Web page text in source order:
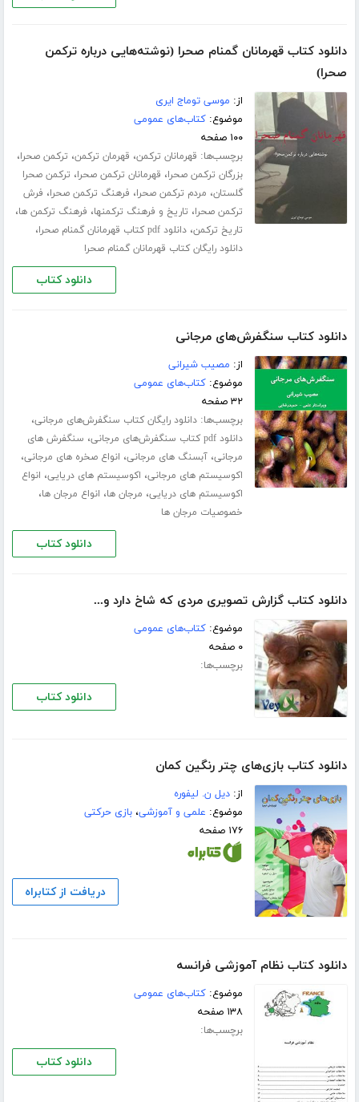
دانلود کتاب قهرمانان گمنام صحرا (نوشته‌هایی درباره ترکمن‌‌
صحرا)
از: موسی توماج ایری
موضوع:کتاب‌های عمومی
۱۰۰ صفحه
برچسب‌ها: قهرمانان ترکمن، قهرمان ترکمن، ترکمن صحرا،
بزرگان ترکمن صحرا، قهرمانان ترکمن صحرا، ترکمن صحرا
گلستان، مردم ترکمن صحرا، فرهنگ ترکمن صحرا، فرش
ترکمن صحرا، تاریخ و فرهنگ ترکمنها، فرهنگ ترکمن ها،
تاریخ ترکمن،دانلود pdf کتاب قهرمانان گمنام صحرا ،
دانلود رایگان کتاب قهرمانان گمنام صحرا
دانلود کتاب
دانلود کتاب سنگفرش‌های مرجانی
از: مصیب شیرانی
موضوع:کتاب‌های عمومی
۳۲ صفحه
برچسب‌ها:دانلود رایگان کتاب سنگفرش‌های مرجانی،
دانلود pdf کتاب سنگفرش‌های مرجانی ، سنگفرش های
مرجانی،آبسنگ های مرجانی، انواع صخره های مرجانی،
اکوسیستم های مرجانی، اکوسیستم های دریایی، انواع
اکوسیستم های دریایی، مرجان ها، انواع مرجان ها،
خصوصیات مرجان ها
دانلود کتاب
دانلود کتاب گزارش تصویری مردی که شاخ دارد و...
موضوع:کتاب‌های عمومی
۰ صفحه
برچسب‌ها:
دانلود کتاب
دانلود کتاب بازی‌‌های چتر رنگین کمان
از:دیل ن. لیفوره
موضوع: علمی و آموزشی،بازی حرکتی
۱۷۶ صفحه
دریافت از کتابراه
دانلود کتاب نظام آموزشی فرانسه
موضوع:کتاب‌های عمومی
۱۳۸ صفحه
برچسب‌ها:
دانلود کتاب